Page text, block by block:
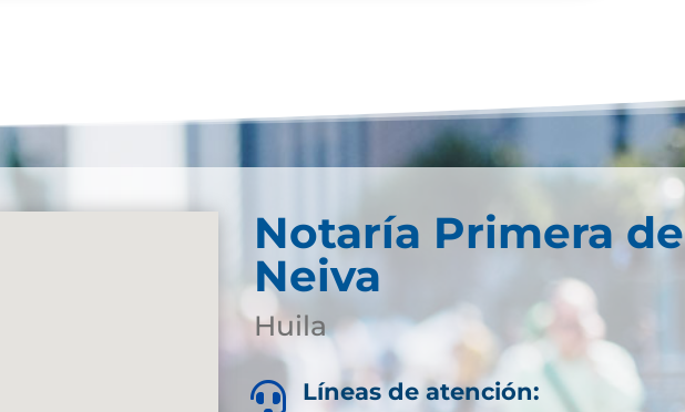
Notaría Primera de
Neiva
Huila

Líneas de atención: